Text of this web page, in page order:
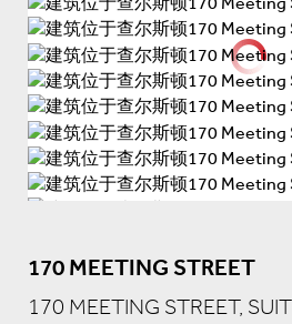
170 MEETING STREET
170 MEETING STREET,